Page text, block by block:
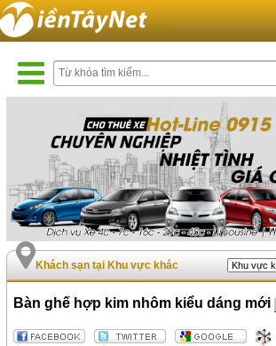
Khách sạn tại Khu vực khác
Bàn ghế hợp kim nhôm kiểu dáng mới